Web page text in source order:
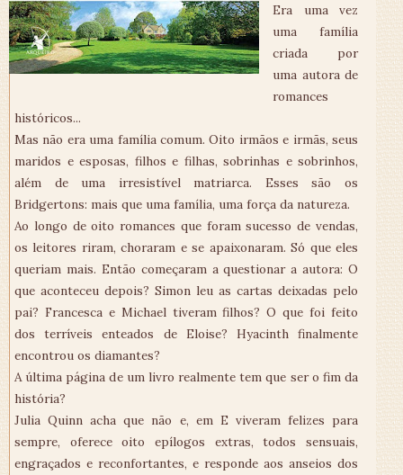
Era uma vez
uma família
criada por
uma autora de
romances
históricos...
Mas não era uma família comum. Oito irmãos e irmãs, seus
maridos e esposas, filhos e filhas, sobrinhas e sobrinhos,
além de uma irresistível matriarca. Esses são os
Bridgertons: mais que uma família, uma força da natureza.
Ao longo de oito romances que foram sucesso de vendas,
os leitores riram, choraram e se apaixonaram. Só que eles
queriam mais. Então começaram a questionar a autora: O
que aconteceu depois? Simon leu as cartas deixadas pelo
pai? Francesca e Michael tiveram filhos? O que foi feito
dos terríveis enteados de Eloise? Hyacinth finalmente
encontrou os diamantes?
A última página de um livro realmente tem que ser o fim da
história?
Julia Quinn acha que não e, em E viveram felizes para
sempre, oferece oito epílogos extras, todos sensuais,
engraçados e reconfortantes, e responde aos anseios dos